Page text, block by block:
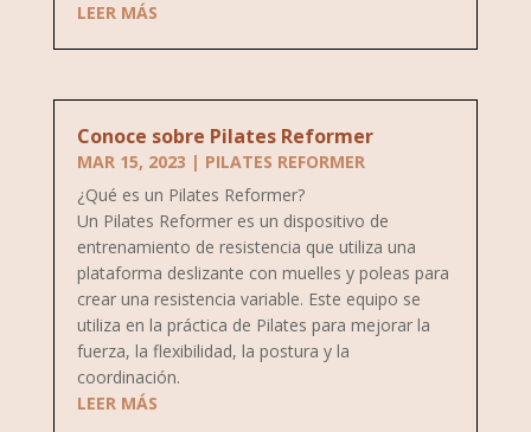
LEER MÁS
Conoce sobre Pilates Reformer
MAR 15, 2023 | PILATES REFORMER
¿Qué es un Pilates Reformer?
Un Pilates Reformer es un dispositivo de
entrenamiento de resistencia que utiliza una
plataforma deslizante con muelles y poleas para
crear una resistencia variable. Este equipo se
utiliza en la práctica de Pilates para mejorar la
fuerza, la flexibilidad, la postura y la
coordinación.
LEER MÁS